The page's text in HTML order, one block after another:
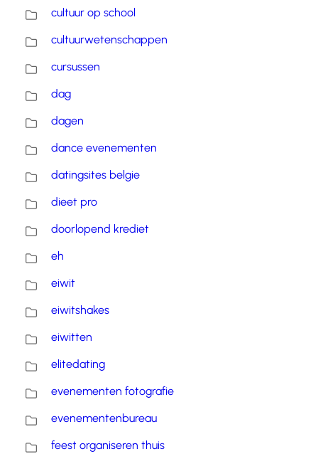
cultuur op school
cultuurwetenschappen
cursussen
dag
dagen
dance evenementen
datingsites belgie
dieet pro
doorlopend krediet
eh
eiwit
eiwitshakes
eiwitten
elitedating
evenementen fotografie
evenementenbureau
feest organiseren thuis